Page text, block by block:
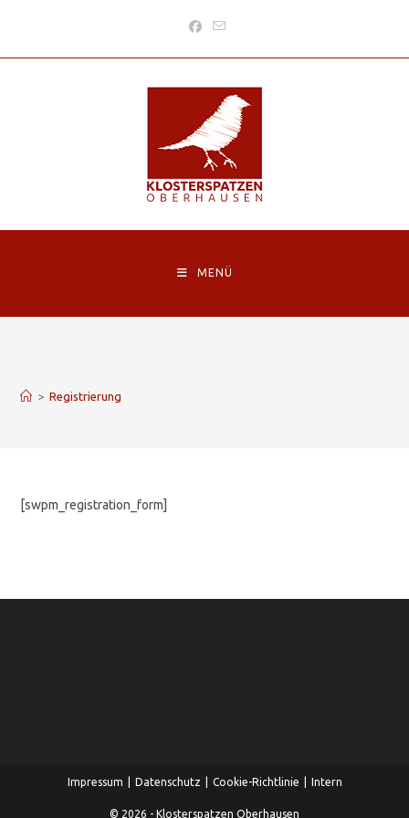
MENÜ
> Registrierung
[swpm_registration_form]
Impressum Datenschutz Cookie-Richtlinie Intern
© 2026 - Klosterspatzen Oberhausen